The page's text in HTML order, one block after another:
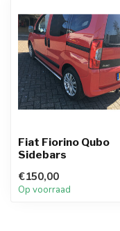
Fiat Fiorino Qubo
Sidebars
€150,00
Op voorraad